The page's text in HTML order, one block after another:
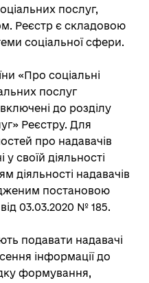
послуг,
Реєстр є складовою
соціальної сфери.
«Про соціальні
послуг
до розділу
Реєстру. Для
про надавачів
своїй діяльності
діяльності надавачів
постановою
03.03.2020 № 185.
подавати надавачі
інформації до
формування,